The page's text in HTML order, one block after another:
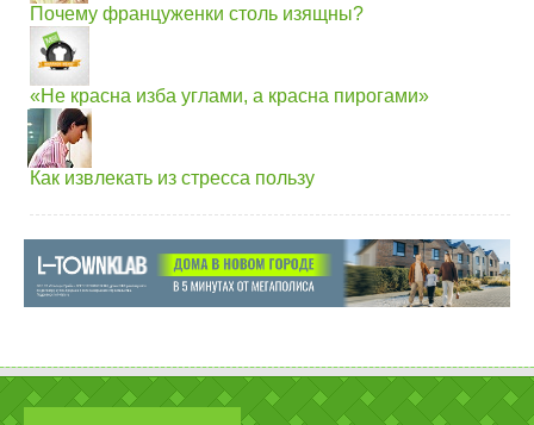
Почему француженки столь изящны?
«Не красна изба углами, а красна пирогами»
Как извлекать из стресса пользу